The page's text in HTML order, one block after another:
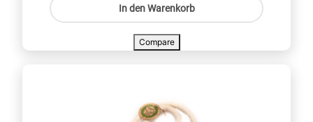
In den Warenkorb
Compare